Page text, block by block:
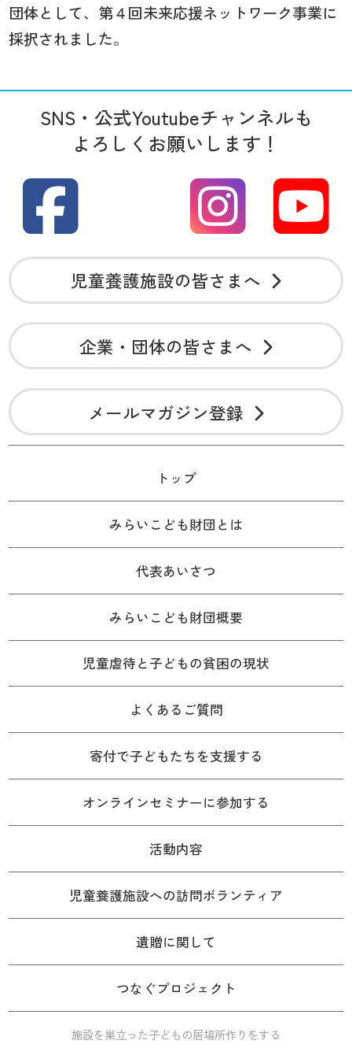
団体として、第４回未来応援ネットワーク事業に
採択されました。
SNS・公式Youtubeチャンネルも
よろしくお願いします！
児童養護施設の皆さまへ
企業・団体の皆さまへ
メールマガジン登録
トップ
みらいこども財団とは
代表あいさつ
みらいこども財団概要
児童虐待と子どもの貧困の現状
よくあるご質問
寄付で子どもたちを支援する
オンラインセミナーに参加する
活動内容
児童養護施設への訪問ボランティア
遺贈に関して
つなぐプロジェクト
施設を巣立った子どもの居場所作りをする